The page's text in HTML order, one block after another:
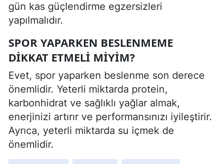
gün kas güçlendirme egzersizleri
yapılmalıdır.
SPOR YAPARKEN BESLENMEME
DIKKAT ETMELI MIYIM?
Evet, spor yaparken beslenme son derece
önemlidir. Yeterli miktarda protein,
karbonhidrat ve sağlıklı yağlar almak,
enerjinizi artırır ve performansınızı iyileştirir.
Ayrıca, yeterli miktarda su içmek de
önemlidir.